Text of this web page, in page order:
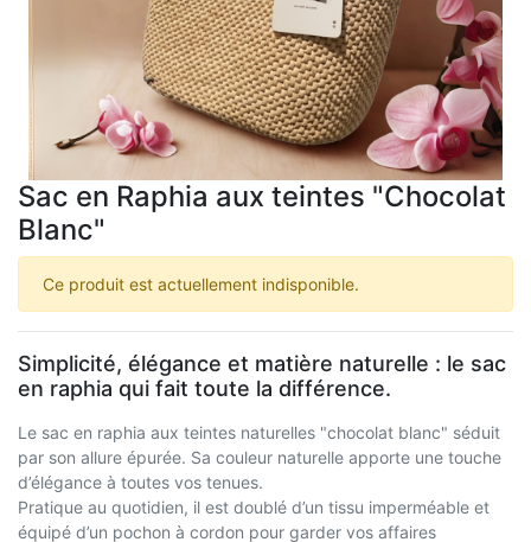
Sac en Raphia aux teintes "Chocolat
Blanc"
Ce produit est actuellement indisponible.
Simplicité, élégance et matière naturelle : le sac
en raphia qui fait toute la différence.
Le sac en raphia aux teintes naturelles "chocolat blanc" séduit
par son allure épurée. Sa couleur naturelle apporte une touche
d’élégance à toutes vos tenues.
Pratique au quotidien, il est doublé d’un tissu imperméable et
équipé d’un pochon à cordon pour garder vos affaires